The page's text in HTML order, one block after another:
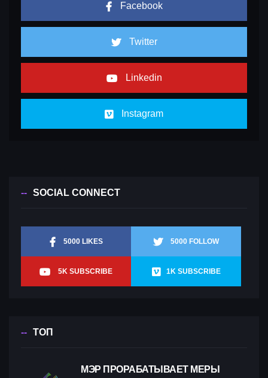
Facebook
Twitter
Linkedin
Instagram
SOCIAL CONNECT
5000 LIKES 5000 FOLLOW
5K SUBSCRIBE 1K SUBSCRIBE
ТОП
МЭР ПРОРАБАТЫВАЕТ МЕРЫ